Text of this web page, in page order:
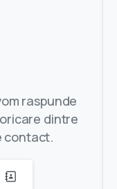
raspunde
dintre
contact.